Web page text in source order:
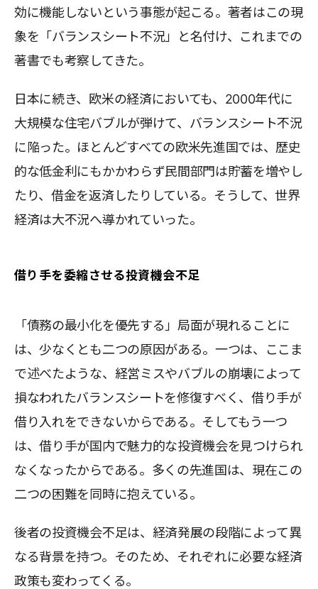
効に機能しないという事態が起こる。著者はこの現
象を「バランスシート不況」と名付け、これまでの
著書でも考察してきた。
日本に続き、欧米の経済においても、2000年代に
大規模な住宅バブルが弾けて、バランスシート不況
に陥った。ほとんどすべての欧米先進国では、歴史
的な低金利にもかかわらず民間部門は貯蓄を増やし
たり、借金を返済したりしている。そうして、世界
経済は大不況へ導かれていった。
借り手を委縮させる投資機会不足
「債務の最小化を優先する」局面が現れることに
は、少なくとも二つの原因がある。一つは、ここま
で述べたような、経営ミスやバブルの崩壊によって
損なわれたバランスシートを修復すべく、借り手が
借り入れをできないからである。そしてもう一つ
は、借り手が国内で魅力的な投資機会を見つけられ
なくなったからである。多くの先進国は、現在この
二つの困難を同時に抱えている。
後者の投資機会不足は、経済発展の段階によって異
なる背景を持つ。そのため、それぞれに必要な経済
政策も変わってくる。